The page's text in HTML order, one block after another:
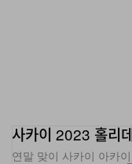
사카이 2023 홀리
연말 맞이 사카이 아카